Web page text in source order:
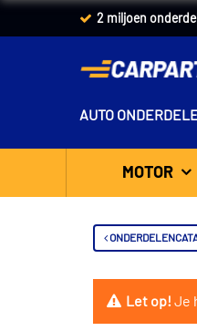
Vandaag besteld,
2 miljoen
AUTO
MOTOR
Let op!Je